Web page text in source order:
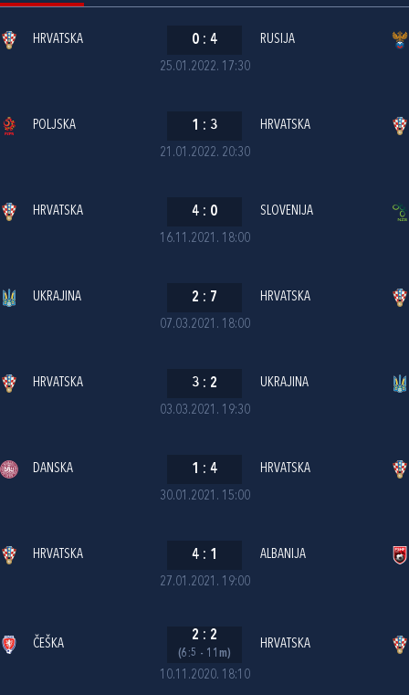
25.01.2022. 17:30
HRVATSKA 0 : 4 RUSIJA
21.01.2022. 20:30
POLJSKA 1 : 3 HRVATSKA
16.11.2021. 18:00
HRVATSKA 4 : 0 SLOVENIJA
07.03.2021. 18:00
UKRAJINA 2 : 7 HRVATSKA
03.03.2021. 19:30
HRVATSKA 3 : 2 UKRAJINA
30.01.2021. 15:00
DANSKA 1 : 4 HRVATSKA
27.01.2021. 19:00
HRVATSKA 4 : 1 ALBANIJA
10.11.2020. 18:10
ČEŠKA
2 : 2
(6:5 - 11m)
HRVATSKA